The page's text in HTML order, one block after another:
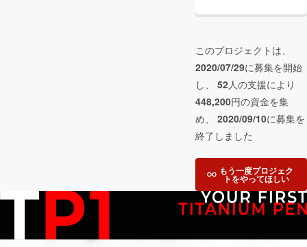
このプロジェクトは、
2020/07/29に募集を開始
し、 52人の支援により
448,200円の資金を集
め、 2020/09/10に募集を
終了しました
もう一度プロジェク
トをやってほしい